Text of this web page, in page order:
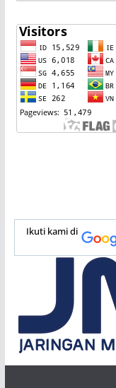
Ikuti kami di